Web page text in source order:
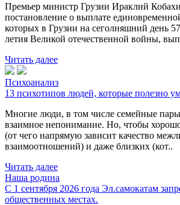
Премьер министр Грузии Ираклий
постановление о выплате
которых в Грузии на сеголняшний день
летия Великой отечественной войны,
Читать далее
Психоанализ
13 психотипов людей, которые полезно
Многие люди, в том числе семейные
взаимное непонимание. Но, чтобы
(от чего напрямую зависит качество
взаимоотношений) и даже близких (кот..
Читать далее
Наша родина
С 1 сентября 2026 года Эл.самокатам
общественных местах.